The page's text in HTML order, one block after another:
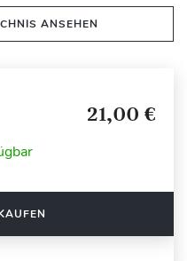
ANSEHEN
21,00 €